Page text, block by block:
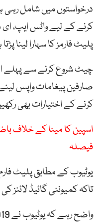
درخواستوں میں شامل رہی
کرنے کے لیے واٹس ایپ، ای
پلیٹ فارمز کا سہارا لینا
چیٹ شروع کرنے سے پہلے
صارفین پیغامات واپس
کرنے کے اختیارات بھی
اسپین کا میٹا کے خلاف
فیصلہ
یوٹیوب کے مطابق پلیٹ
تاکہ کمیونٹی گائیڈ لائنز